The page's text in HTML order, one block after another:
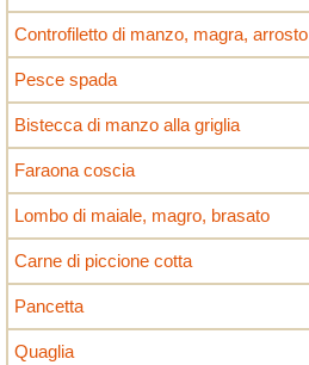
Controfiletto di manzo, magra, arrosto
Pesce spada
Bistecca di manzo alla griglia
Faraona coscia
Lombo di maiale, magro, brasato
Carne di piccione cotta
Pancetta
Quaglia